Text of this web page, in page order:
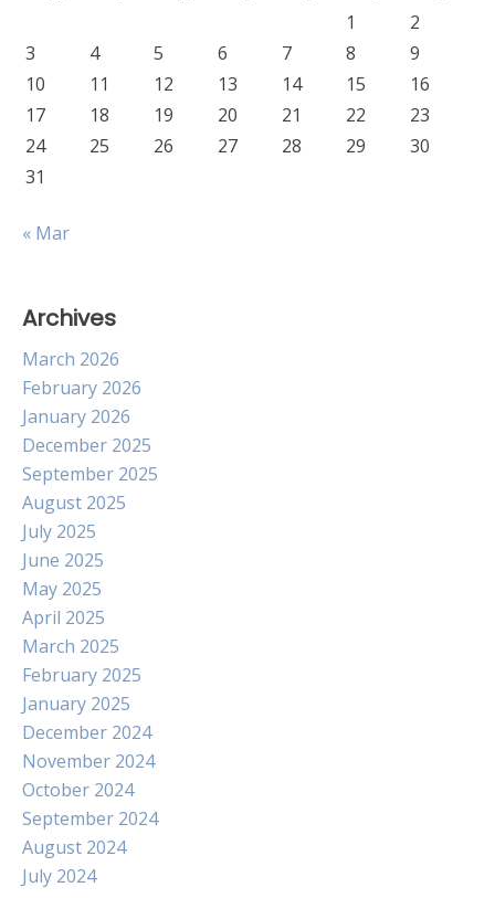
1
2
3
4 5 6 7 8
9
10
11 12 13 14 15
16
17
18 19 20 21 22
23
24
25 26 27 28 29
30
31
« Mar
Archives
March 2026
February 2026
January 2026
December 2025
September 2025
August 2025
July 2025
June 2025
May 2025
April 2025
March 2025
February 2025
January 2025
December 2024
November 2024
October 2024
September 2024
August 2024
July 2024